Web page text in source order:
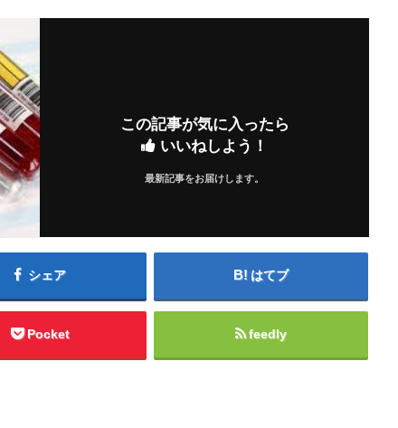
この記事が気に入ったら
いいねしよう！
最新記事をお届けします。
シェア はてブ
Pocket feedly